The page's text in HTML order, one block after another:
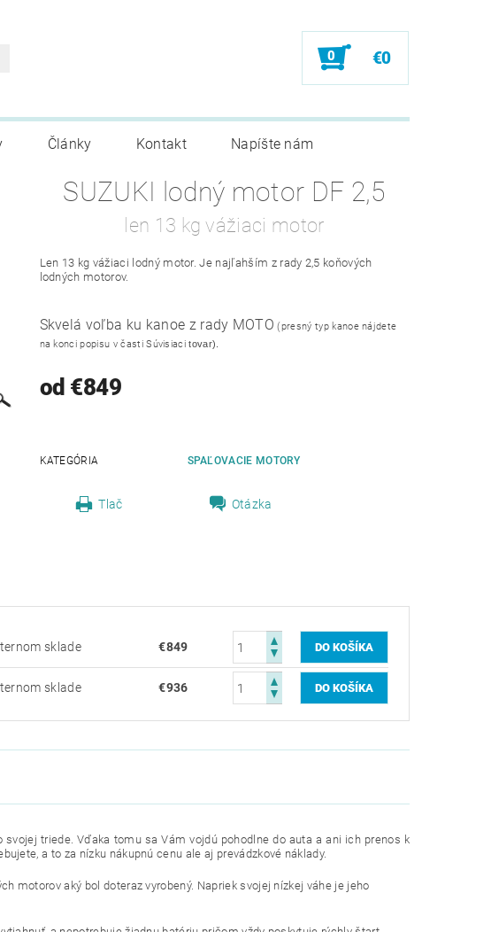
0 €0
Články Kontakt Napíšte nám
len 13 kg vážiaci motor
Len 13 kg vážiaci lodný motor. Je najľahším z rady 2,5 koňových
lodných motorov.
Skvelá voľba ku kanoe z rady MOTO (presný typ kanoe nájdete
na konci popisu v časti Súvisiacitovar).
od €849
KATEGÓRIA SPAĽOVACIE MOTORY
Tlač Otázka
sklade €849
sklade €936
triede. Vďaka tomu sa Vám vojdú pohodlne do auta a ani ich prenos k
a to za nízku nákupnú cenu ale aj prevádzkové náklady.
motorov aký bol doteraz vyrobený. Napriek svojej nízkej váhe je jeho